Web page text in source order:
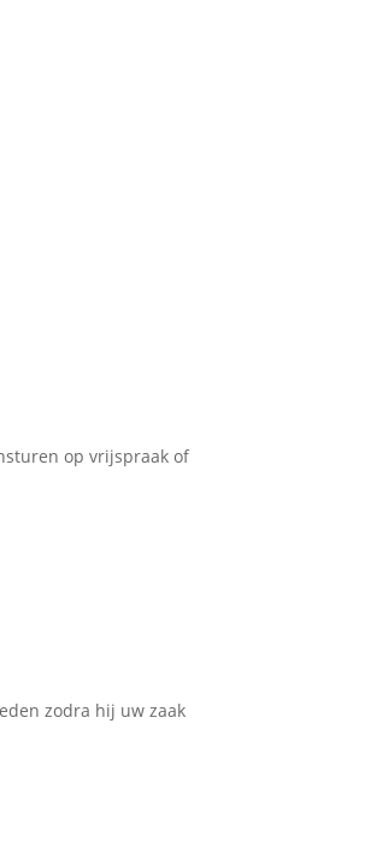
op vrijspraak of
zodra hij uw zaak